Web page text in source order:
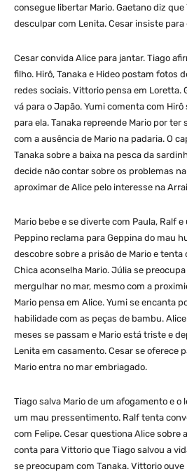
consegue libertar Mario. Gaetano diz
desculpar com Lenita. Cesar insiste para
Cesar convida Alice para jantar. Tiago
filho. Hirô, Tanaka e Hideo postam fotos
redes sociais. Vittorio pensa em Loretta.
vá para o Japão. Yumi comenta com
para ela. Tanaka repreende Mario por
com a ausência de Mario na padaria. O
Tanaka sobre a baixa na pesca da
decide não contar sobre os problemas
aproximar de Alice pelo interesse na
Mario bebe e se diverte com Paula, Ralf
Peppino reclama para Geppina do mau
descobre sobre a prisão de Mario e tenta
Chica aconselha Mario. Júlia se
mergulhar no mar, mesmo com a
Mario pensa em Alice. Yumi se encanta
habilidade com as peças de bambu.
meses se passam e Mario está triste e
Lenita em casamento. Cesar se oferece
Mario entra no mar embriagado.
Tiago salva Mario de um afogamento e o
um mau pressentimento. Ralf tenta
com Felipe. Cesar questiona Alice sobre
conta para Vittorio que Tiago salvou a
se preocupam com Tanaka. Vittorio ouve